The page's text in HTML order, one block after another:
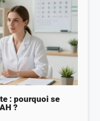
: pourquoi se
?